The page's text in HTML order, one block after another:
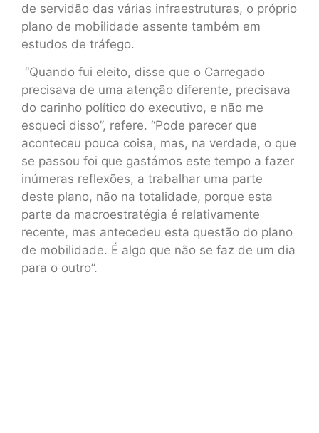
de servidão das várias infraestruturas, o próprio
plano de mobilidade assente também em
estudos de tráfego.
“Quando fui eleito, disse que o Carregado
precisava de uma atenção diferente, precisava
do carinho político do executivo, e não me
esqueci disso”, refere. “Pode parecer que
aconteceu pouca coisa, mas, na verdade, o que
se passou foi que gastámos este tempo a fazer
inúmeras reflexões, a trabalhar uma parte
deste plano, não na totalidade, porque esta
parte da macroestratégia é relativamente
recente, mas antecedeu esta questão do plano
de mobilidade. É algo que não se faz de um dia
para o outro”.